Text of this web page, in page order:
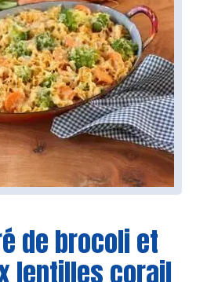
de brocoli et
lentilles corail